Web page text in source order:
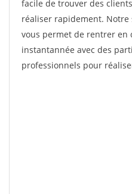
facile de trouver des
réaliser rapidement. Notre
vous permet de rentrer en
instantannée avec des
professionnels pour